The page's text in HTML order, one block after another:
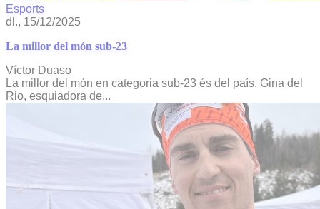
Esports
dl., 15/12/2025
La millor del món sub-23
Víctor Duaso
La millor del món en categoria sub-23 és del país. Gina del
Rio, esquiadora de...